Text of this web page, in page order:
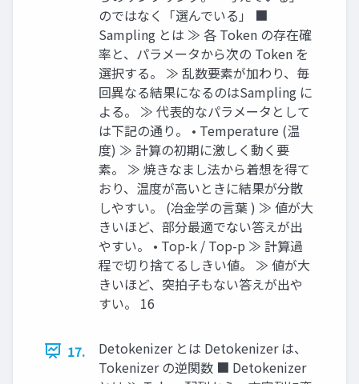
のではなく「選んでいる」 ■
Sampling とは ≫ 各 Token の存在確
率と、パラメータから次の Token を
選択する。 ≫ 乱数要素が加わり、毎
回異なる結果になるのはSampling に
よる。 ≫ 代表的なパラメータとして
は下記の通り。 • Temperature (温
度) ≫ 計算の初期に激しく動く要
素。 ≫ 焼きなまし法から着想を得て
おり、温度が高いときに結果が分散
しやすい。 (冶金学の言葉 ) ≫ 値が大
きいほど、部分最適でない答えが出
やすい。 • Top-k / Top-p ≫ 計算過
程で切り捨てるしきい値。 ≫ 値が大
きいほど、突拍子もない答えが出や
すい。 16
17.
Detokenizer とは Detokenizer は、
Tokenizer の逆関数 ■ Detokenizer